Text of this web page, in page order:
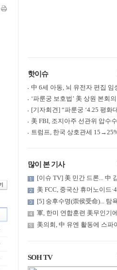
핫이슈
많이 본 기사
SOH TV